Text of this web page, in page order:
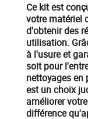
Ce kit est
votrematériel
d'obtenir des
utilisation.
à l'usure et
soit pour
nettoyages en
est un choix
améliorer
différence